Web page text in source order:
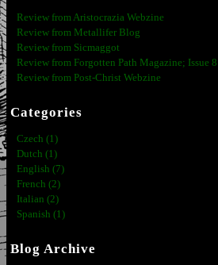
Review from Aristocrazia Webzine
Review from Metallifer Blog
Review from Sicmaggot
Review from Forgotten Path Magazine; Issue 8
Review from Post-Christ Webzine
Categories
Czech (1)
Dutch (1)
English (7)
French (2)
Italian (2)
Spanish (1)
Blog Archive